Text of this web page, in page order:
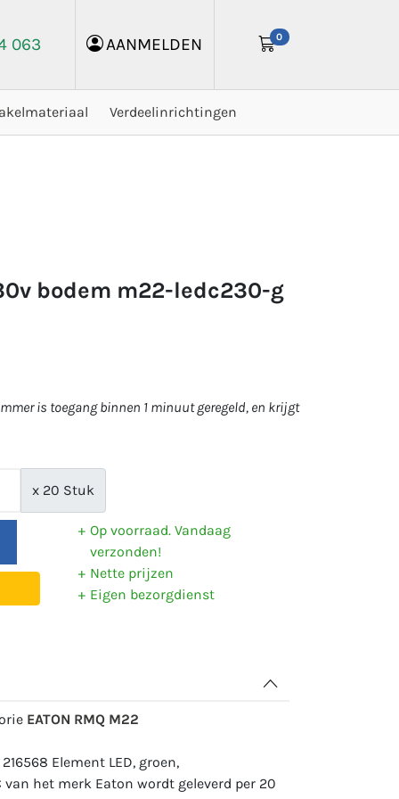
063 AANMELDEN 0
Verdeelinrichtingen
bodem m22-ledc230-g
is toegang binnen 1 minuut geregeld, en krijgt
x 20 Stuk
Op voorraad. Vandaag
verzonden!
Nette prijzen
Eigen bezorgdienst
EATON RMQ M22
Element LED, groen,
van het merk Eaton wordt geleverd per 20